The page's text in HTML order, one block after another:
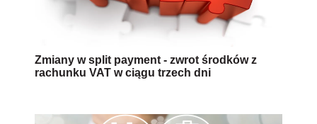
Zmiany w split payment - zwrot środków z
rachunku VAT w ciągu trzech dni